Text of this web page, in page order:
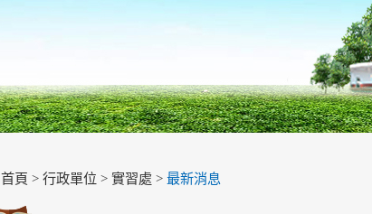
首頁 > 行政單位 > 實習處 > 最新消息